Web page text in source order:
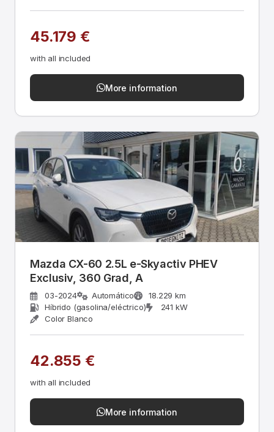
45.179 €
with all included
More information
Mazda CX-60 2.5L e-Skyactiv PHEV
Exclusiv, 360 Grad, A
03-2024 Automático
18.229 km
Híbrido (gasolina/eléctrico)
241 kW
Color Blanco
42.855 €
with all included
More information